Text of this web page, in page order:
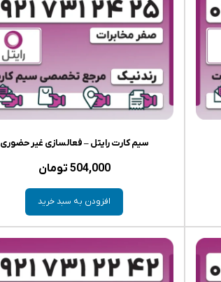
سیم کارت رایتل – فعالسازی غیر حضوری
504,000 تومان
افزودن به سبد خرید